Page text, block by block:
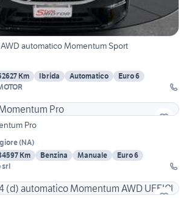
automatico Momentum Sport
Km Ibrida Automatico
Euro 6
Pro
(NA)
Km Benzina Manuale
Euro 6
srl